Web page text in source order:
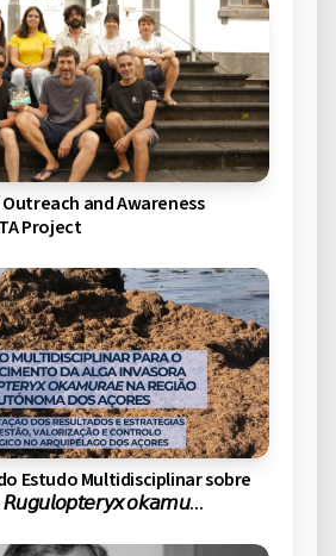
and Awareness
Project
Estudo Multidisciplinar sobre
𝘙𝘶𝘨𝘶𝘭𝘰𝘱𝘵𝘦𝘳𝘺𝘹 𝘰𝘬𝘢𝘮𝘶...